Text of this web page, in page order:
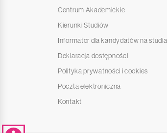
Centrum Akademickie
Kierunki Studiów
Informator dla kandydatów na studia
Deklaracja dostępności
Polityka prywatności i cookies
Poczta elektroniczna
Kontakt